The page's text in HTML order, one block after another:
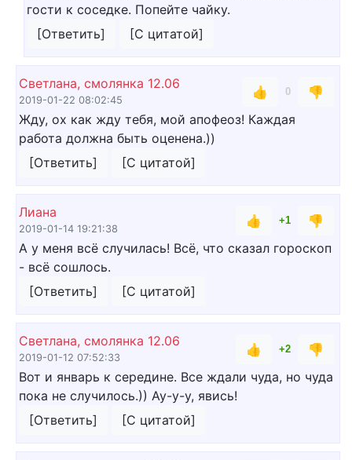
гости к соседке. Попейте чайку.
[Ответить]
[С цитатой]
Светлана, смолянка 12.06
2019-01-22 08:02:45
👍 0
👎
Жду, ох как жду тебя, мой апофеоз! Каждая
работа должна быть оценена.))
[Ответить]
[С цитатой]
Лиана
2019-01-14 19:21:38
👍 +1
👎
А у меня всё случилась! Всё, что сказал гороскоп
- всё сошлось.
[Ответить]
[С цитатой]
Светлана, смолянка 12.06
2019-01-12 07:52:33
👍 +2
👎
Вот и январь к середине. Все ждали чуда, но чуда
пока не случилось.)) Ау-у-у, явись!
[Ответить]
[С цитатой]